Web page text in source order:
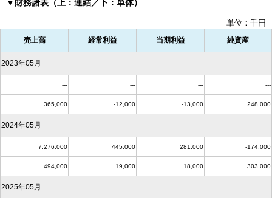
▼財務諸表（上：連結／下：単体）
単位：千円
売上高 経常利益 当期利益 純資産
2023年05月
--- --- --- ---
365,000 -12,000 -13,000 248,000
2024年05月
7,276,000 445,000 281,000 -174,000
494,000 19,000 18,000 303,000
2025年05月